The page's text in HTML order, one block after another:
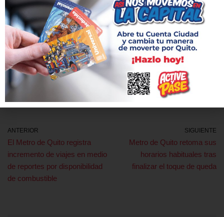
capital y uno de los proyectos de infraestructura pública más
importantes de América Latina.
Etiquetas: METRO DE QUITO OPERACIÓN USUARIOS
VIAJES
ANTERIOR
El Metro de Quito registra
incremento de viajes en medio
de reportes por disponibilidad
de combustible
SIGUIENTE
Metro de Quito retoma sus
horarios habituales tras
finalizar el toque de queda